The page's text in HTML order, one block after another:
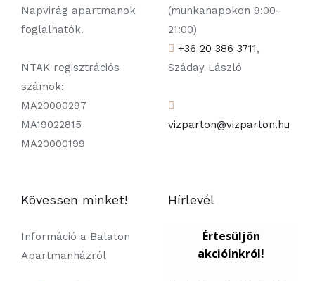
Napvirág apartmanok
foglalhatók.
NTAK regisztrációs
számok:
MA20000297
MA19022815
MA20000199
(munkanapokon 9:00-
21:00)
+36 20 386 3711,
Száday László
vizparton@vizparton.hu
Kövessen minket!
Információ a Balaton
Apartmanházról
Hírlevél